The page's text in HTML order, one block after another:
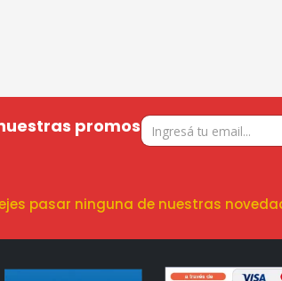
promos
pasar ninguna de nuestras